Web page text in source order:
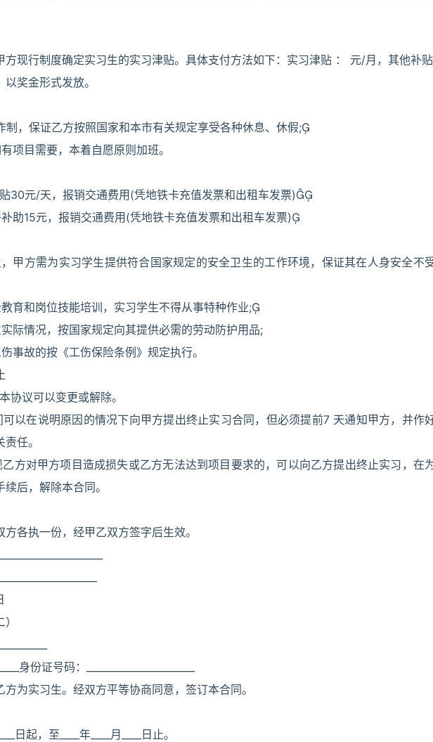
方现行制度确定实习生的实习津贴。具体支付方法如下：实习津贴 ： 元/月，其他补
奖金形式发放。
制，保证乙方按照国家和本市有关规定享受各种休息、休假;
项目需要，本着自愿原则加班。
30元/天，报销交通费用(凭地铁卡充值发票和出租车发票)
助15元，报销交通费用(凭地铁卡充值发票和出租车发票)
甲方需为实习学生提供符合国家规定的安全卫生的工作环境，保证其在人身安全不
育和岗位技能培训，实习学生不得从事特种作业;
际情况，按国家规定向其提供必需的劳动防护用品;
事故的按《工伤保险条例》规定执行。
协议可以变更或解除。
以在说明原因的情况下向甲方提出终止实习合同，但必须提前7 天通知甲方，并作
任。
方对甲方项目造成损失或乙方无法达到项目要求的，可以向乙方提出终止实习，在
后，解除本合同。
各执一份，经甲乙双方签字后生效。
身份证号码：______________________
为实习生。经双方平等协商同意，签订本合同。
日起，至____年____月____日止。